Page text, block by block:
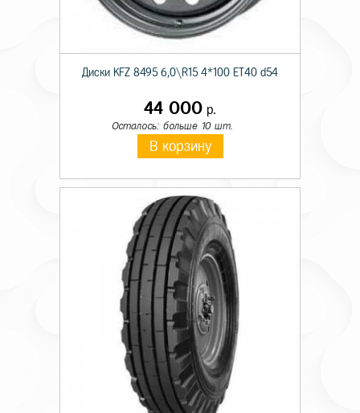
Диски KFZ 8495 6,0\R15 4*100 ET40 d54
44 000 р.
Осталось: больше 10 шт.
В корзину